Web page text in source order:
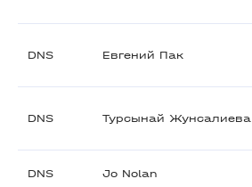
DNS Евгений Пак
DNS Турсынай Жунсалиева
DNS Jo Nolan